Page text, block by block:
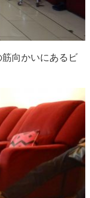
向かいにあるビ